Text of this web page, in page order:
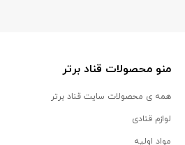
منو محصولات قناد برتر
همه ی محصولات سایت قناد برتر
لوازم قنادی
مواد اولیه